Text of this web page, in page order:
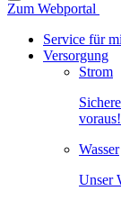
Zum Webportal
Service für
Versorgung
Strom
voraus!
Wasser
Unser